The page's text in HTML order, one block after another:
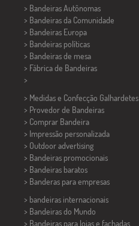
> Bandeiras Autônomas
> Bandeiras da Comunidade
> Bandeiras Europa
> Bandeiras políticas
> Bandeiras de mesa
> Fábrica de Bandeiras
>
> Medidas e Confecção Galhardetes
> Provedor de Bandeiras
> Comprar Bandeira
> Impressão personalizada
> Outdoor advertising
> Bandeiras promocionais
> Bandeiras baratos
> Banderas para empresas
> bandeiras internacionais
> Bandeiras do Mundo
> Bandeiras para lojas e fachadas